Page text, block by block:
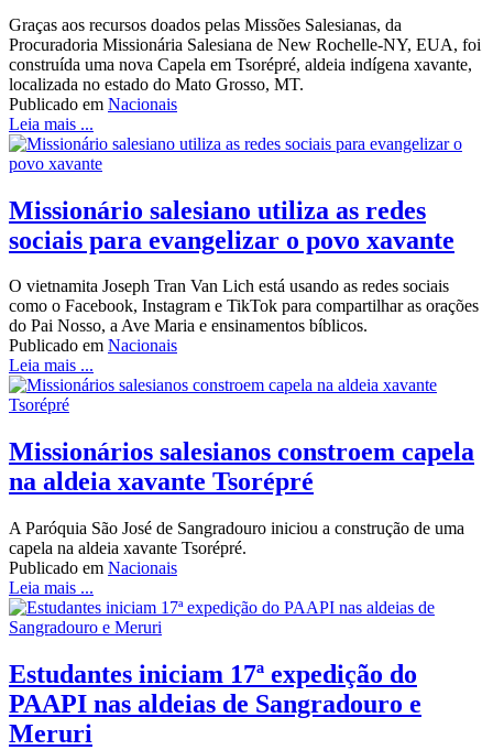
Graças aos recursos doados pelas Missões Salesianas, da
Procuradoria Missionária Salesiana de New Rochelle-NY, EUA, foi
construída uma nova Capela em Tsorépré, aldeia indígena xavante,
localizada no estado do Mato Grosso, MT.
Publicado em Nacionais
Leia mais ...
Missionário salesiano utiliza as redes
sociais para evangelizar o povo xavante
O vietnamita Joseph Tran Van Lich está usando as redes sociais
como o Facebook, Instagram e TikTok para compartilhar as orações
do Pai Nosso, a Ave Maria e ensinamentos bíblicos.
Publicado em Nacionais
Leia mais ...
Missionários salesianos constroem capela
na aldeia xavante Tsorépré
A Paróquia São José de Sangradouro iniciou a construção de uma
capela na aldeia xavante Tsorépré.
Publicado em Nacionais
Leia mais ...
Estudantes iniciam 17ª expedição do
PAAPI nas aldeias de Sangradouro e
Meruri